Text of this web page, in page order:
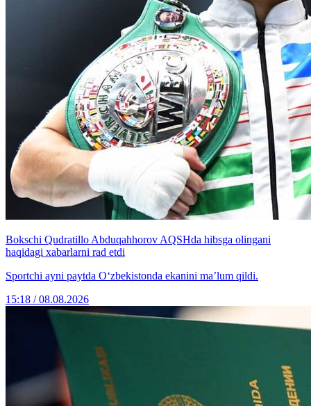
Bokschi Qudratillo Abduqahhorov AQSHda hibsga olingani
haqidagi xabarlarni rad etdi
Sportchi ayni paytda O‘zbekistonda ekanini ma’lum qildi.
15:18 / 08.08.2026